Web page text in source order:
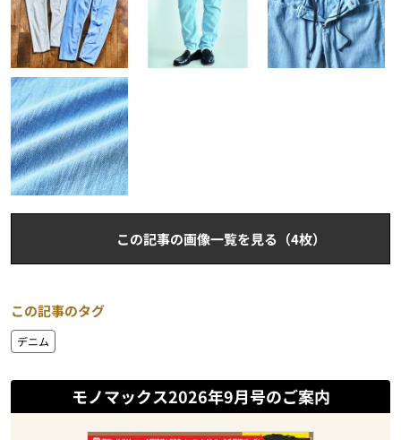
この記事の画像一覧を見る（4枚）
この記事のタグ
デニム
モノマックス2026年9月号のご案内